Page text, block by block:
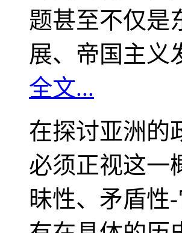
题甚至不仅是
展、帝国主义
全文...
在探讨亚洲的
必须正视这一
昧性、矛盾性